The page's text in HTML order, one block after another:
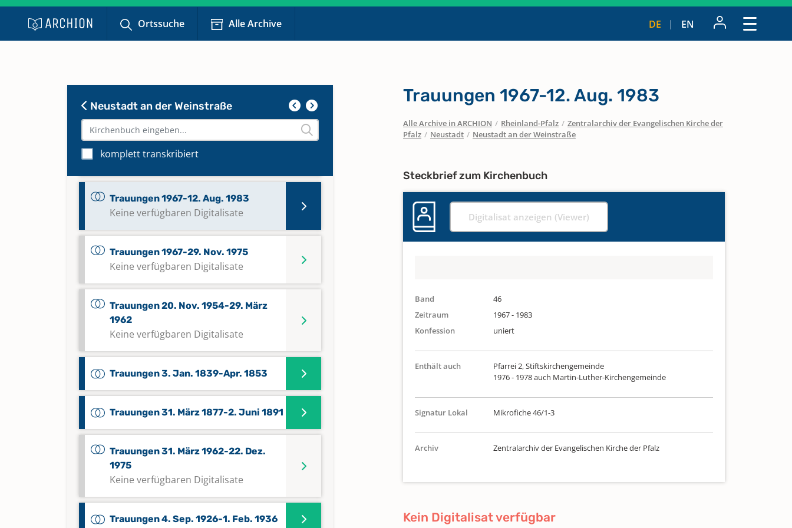
Ortssuche Alle Archive DE EN
Neustadt an der Weinstraße
komplett transkribiert
Trauungen 12. Nov. 1907-4. Sep. 1926
Trauungen 1632-1718, [1723]-1724
Trauungen 1900-12. Nov. 1907
Trauungen 1967-12. Aug. 1983
Keine verfügbaren Digitalisate
Trauungen 1967-29. Nov. 1975
Keine verfügbaren Digitalisate
Trauungen 20. Nov. 1954-29. März
1962
Keine verfügbaren Digitalisate
Trauungen 3. Jan. 1839-Apr. 1853
Trauungen 31. März 1877-2. Juni 1891
Trauungen 31. März 1962-22. Dez.
1975
Keine verfügbaren Digitalisate
Trauungen 4. Sep. 1926-1. Feb. 1936
Trauungen 1967-12. Aug. 1983
Alle Archive in ARCHION / Rheinland-Pfalz / Zentralarchiv der Evangelischen Kirche der
Pfalz / Neustadt / Neustadt an der Weinstraße
Steckbrief zum Kirchenbuch
Digitalisat anzeigen (Viewer)
Band
46
Zeitraum
1967 - 1983
Konfession
uniert
Enthält auch
Pfarrei 2, Stiftskirchengemeinde
1976 - 1978 auch Martin-Luther-Kirchengemeinde
Signatur Lokal Mikrofiche 46/1-3
Archiv Zentralarchiv der Evangelischen Kirche der Pfalz
Kein Digitalisat verfügbar